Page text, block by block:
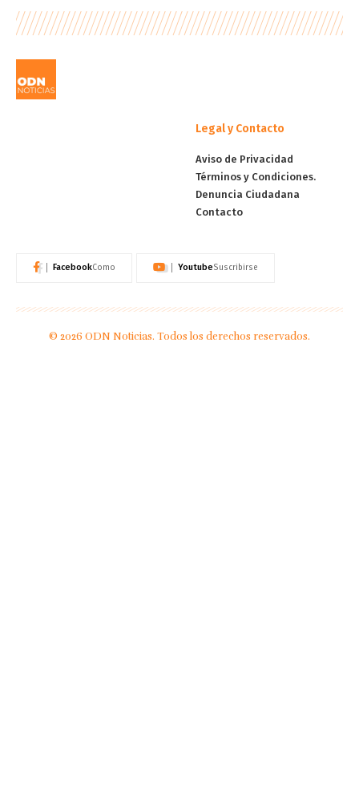
Legal y Contacto
Aviso de Privacidad
Términos y Condiciones.
Denuncia Ciudadana
Contacto
FacebookComo YoutubeSuscribirse
© 2026 ODN Noticias. Todos los derechos reservados.